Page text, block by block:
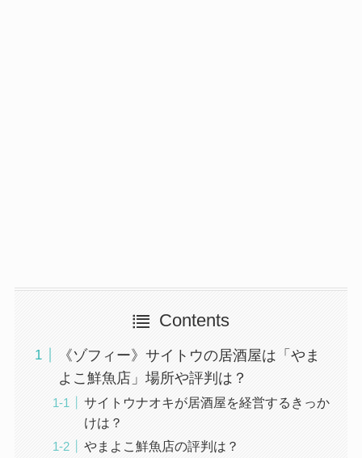
Contents
《ゾフィー》サイトウの居酒屋は「やま
よこ鮮魚店」場所や評判は？
サイトウナオキが居酒屋を経営するきっか
けは？
やまよこ鮮魚店の評判は？